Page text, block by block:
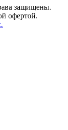
защищены.
офертой.